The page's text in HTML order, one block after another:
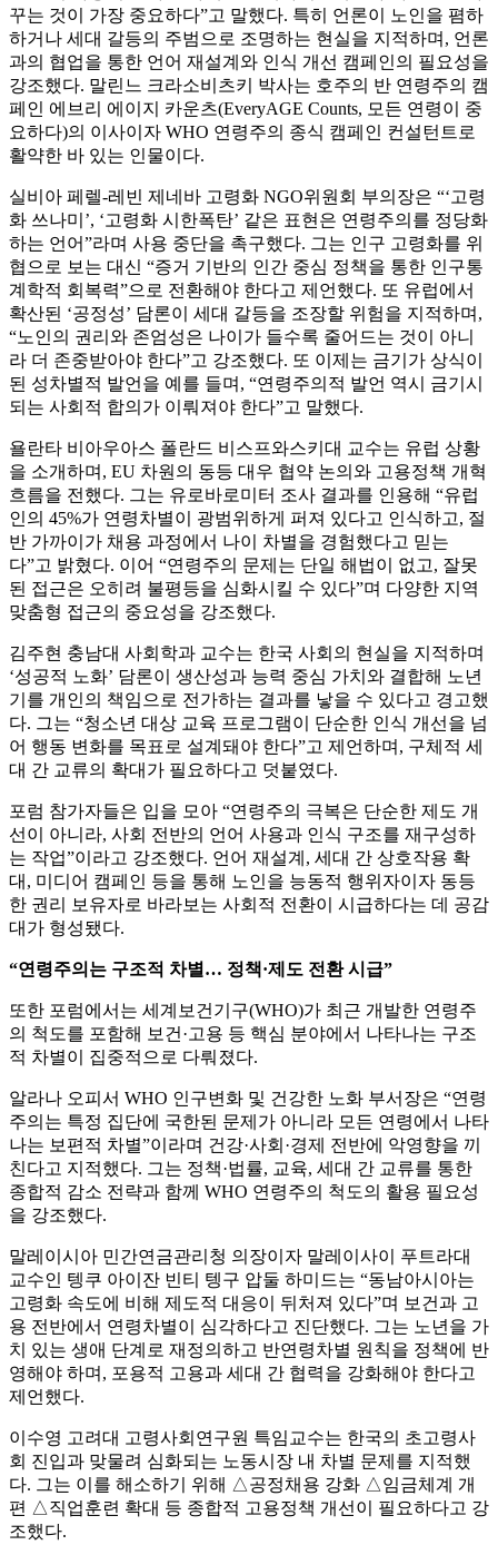
꾸는 것이 가장 중요하다”고 말했다. 특히 언론이 노인을 폄하
하거나 세대 갈등의 주범으로 조명하는 현실을 지적하며, 언론
과의 협업을 통한 언어 재설계와 인식 개선 캠페인의 필요성을
강조했다. 말린느 크라소비츠키 박사는 호주의 반 연령주의 캠
페인 에브리 에이지 카운츠(EveryAGE Counts, 모든 연령이 중
요하다)의 이사이자 WHO 연령주의 종식 캠페인 컨설턴트로
활약한 바 있는 인물이다.
실비아 페렐-레빈 제네바 고령화 NGO위원회 부의장은 “‘고령
화 쓰나미’, ‘고령화 시한폭탄’ 같은 표현은 연령주의를 정당화
하는 언어”라며 사용 중단을 촉구했다. 그는 인구 고령화를 위
협으로 보는 대신 “증거 기반의 인간 중심 정책을 통한 인구통
계학적 회복력”으로 전환해야 한다고 제언했다. 또 유럽에서
확산된 ‘공정성’ 담론이 세대 갈등을 조장할 위험을 지적하며,
“노인의 권리와 존엄성은 나이가 들수록 줄어드는 것이 아니
라 더 존중받아야 한다”고 강조했다. 또 이제는 금기가 상식이
된 성차별적 발언을 예를 들며, “연령주의적 발언 역시 금기시
되는 사회적 합의가 이뤄져야 한다”고 말했다.
욜란타 비아우아스 폴란드 비스프와스키대 교수는 유럽 상황
을 소개하며, EU 차원의 동등 대우 협약 논의와 고용정책 개혁
흐름을 전했다. 그는 유로바로미터 조사 결과를 인용해 “유럽
인의 45%가 연령차별이 광범위하게 퍼져 있다고 인식하고, 절
반 가까이가 채용 과정에서 나이 차별을 경험했다고 믿는
다”고 밝혔다. 이어 “연령주의 문제는 단일 해법이 없고, 잘못
된 접근은 오히려 불평등을 심화시킬 수 있다”며 다양한 지역
맞춤형 접근의 중요성을 강조했다.
김주현 충남대 사회학과 교수는 한국 사회의 현실을 지적하며
‘성공적 노화’ 담론이 생산성과 능력 중심 가치와 결합해 노년
기를 개인의 책임으로 전가하는 결과를 낳을 수 있다고 경고했
다. 그는 “청소년 대상 교육 프로그램이 단순한 인식 개선을 넘
어 행동 변화를 목표로 설계돼야 한다”고 제언하며, 구체적 세
대 간 교류의 확대가 필요하다고 덧붙였다.
포럼 참가자들은 입을 모아 “연령주의 극복은 단순한 제도 개
선이 아니라, 사회 전반의 언어 사용과 인식 구조를 재구성하
는 작업”이라고 강조했다. 언어 재설계, 세대 간 상호작용 확
대, 미디어 캠페인 등을 통해 노인을 능동적 행위자이자 동등
한 권리 보유자로 바라보는 사회적 전환이 시급하다는 데 공감
대가 형성됐다.
“연령주의는 구조적 차별… 정책·제도 전환 시급”
또한 포럼에서는 세계보건기구(WHO)가 최근 개발한 연령주
의 척도를 포함해 보건·고용 등 핵심 분야에서 나타나는 구조
적 차별이 집중적으로 다뤄졌다.
알라나 오피서 WHO 인구변화 및 건강한 노화 부서장은 “연령
주의는 특정 집단에 국한된 문제가 아니라 모든 연령에서 나타
나는 보편적 차별”이라며 건강·사회·경제 전반에 악영향을 끼
친다고 지적했다. 그는 정책·법률, 교육, 세대 간 교류를 통한
종합적 감소 전략과 함께 WHO 연령주의 척도의 활용 필요성
을 강조했다.
말레이시아 민간연금관리청 의장이자 말레이사이 푸트라대
교수인 텡쿠 아이잔 빈티 텡구 압둘 하미드는 “동남아시아는
고령화 속도에 비해 제도적 대응이 뒤처져 있다”며 보건과 고
용 전반에서 연령차별이 심각하다고 진단했다. 그는 노년을 가
치 있는 생애 단계로 재정의하고 반연령차별 원칙을 정책에 반
영해야 하며, 포용적 고용과 세대 간 협력을 강화해야 한다고
제언했다.
이수영 고려대 고령사회연구원 특임교수는 한국의 초고령사
회 진입과 맞물려 심화되는 노동시장 내 차별 문제를 지적했
다. 그는 이를 해소하기 위해 △공정채용 강화 △임금체계 개
편 △직업훈련 확대 등 종합적 고용정책 개선이 필요하다고 강
조했다.